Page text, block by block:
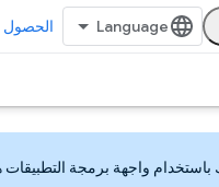
الحصول
باستخدام واجهة برمجة التطبيقات